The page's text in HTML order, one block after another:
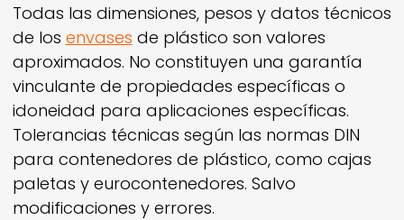
Todas las dimensiones, pesos y datos técnicos
de los envases de plástico son valores
aproximados. No constituyen una garantía
vinculante de propiedades específicas o
idoneidad para aplicaciones específicas.
Tolerancias técnicas según las normas DIN
para contenedores de plástico, como cajas
paletas y eurocontenedores. Salvo
modificaciones y errores.